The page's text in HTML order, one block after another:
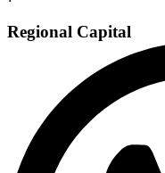
Regional Capital